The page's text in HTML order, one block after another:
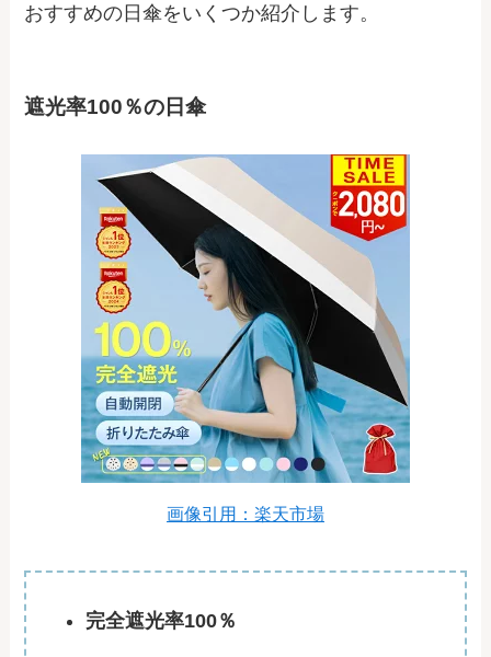
おすすめの日傘をいくつか紹介します。
遮光率100％の日傘
画像引用：楽天市場
完全遮光率100％